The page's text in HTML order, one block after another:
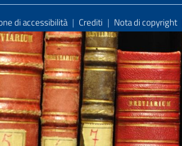
di accessibilità | Crediti | Nota di copyright